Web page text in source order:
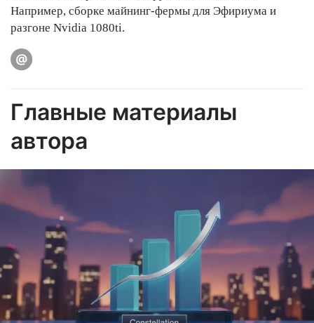
Например, сборке майнинг-фермы для Эфириума и
разгоне Nvidia 1080ti.
Главные материалы
автора